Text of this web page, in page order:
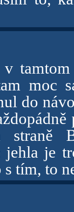
moc
do
straně
jehla je
s tím, to